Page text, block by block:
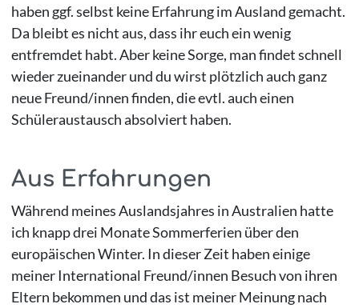
haben ggf. selbst keine Erfahrung im Ausland gemacht.
Da bleibt es nicht aus, dass ihr euch ein wenig
entfremdet habt. Aber keine Sorge, man findet schnell
wieder zueinander und du wirst plötzlich auch ganz
neue Freund/innen finden, die evtl. auch einen
Schüleraustausch absolviert haben.
Aus Erfahrungen
Während meines Auslandsjahres in Australien hatte
ich knapp drei Monate Sommerferien über den
europäischen Winter. In dieser Zeit haben einige
meiner International Freund/innen Besuch von ihren
Eltern bekommen und das ist meiner Meinung nach